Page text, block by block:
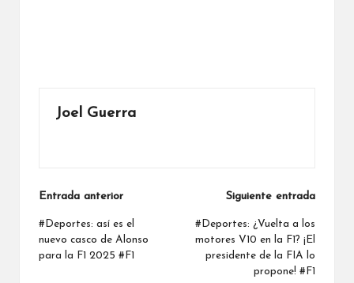
Joel Guerra
Navegación
de
entradas
Entrada anterior
#Deportes: así es el
nuevo casco de Alonso
para la F1 2025 #F1
Siguiente entrada
#Deportes: ¿Vuelta a los
motores V10 en la F1? ¡El
presidente de la FIA lo
propone! #F1